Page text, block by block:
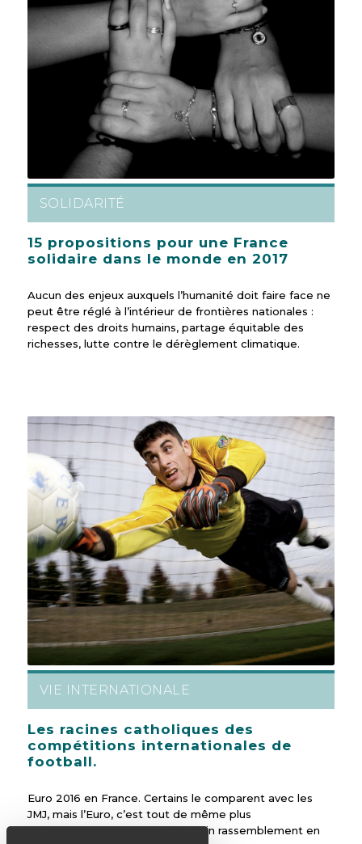
SOLIDARITÉ
15 propositions pour une France
solidaire dans le monde en 2017
Aucun des enjeux auxquels l’humanité doit faire face ne
peut être réglé à l’intérieur de frontières nationales :
respect des droits humains, partage équitable des
richesses, lutte contre le dérèglement climatique.
VIE INTERNATIONALE
Les racines catholiques des
compétitions internationales de
football.
Euro 2016 en France. Certains le comparent avec les
JMJ, mais l’Euro, c’est tout de même plus
intergénérationnel que le prochain rassemblement en